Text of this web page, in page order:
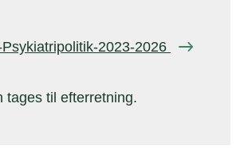
2023-2026
tages til efterretning.